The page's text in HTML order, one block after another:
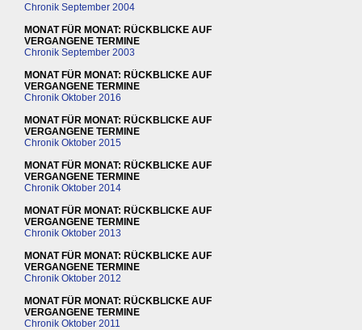
Chronik September 2004
MONAT FÜR MONAT: RÜCKBLICKE AUF
VERGANGENE TERMINE
Chronik September 2003
MONAT FÜR MONAT: RÜCKBLICKE AUF
VERGANGENE TERMINE
Chronik Oktober 2016
MONAT FÜR MONAT: RÜCKBLICKE AUF
VERGANGENE TERMINE
Chronik Oktober 2015
MONAT FÜR MONAT: RÜCKBLICKE AUF
VERGANGENE TERMINE
Chronik Oktober 2014
MONAT FÜR MONAT: RÜCKBLICKE AUF
VERGANGENE TERMINE
Chronik Oktober 2013
MONAT FÜR MONAT: RÜCKBLICKE AUF
VERGANGENE TERMINE
Chronik Oktober 2012
MONAT FÜR MONAT: RÜCKBLICKE AUF
VERGANGENE TERMINE
Chronik Oktober 2011